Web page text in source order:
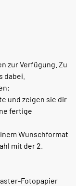
zur Verfügung. Zu
dabei.
und zeigen sie dir
fertige
Wunschformat
mit der 2.
Fotopapier